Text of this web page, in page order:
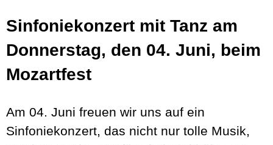
Sinfoniekonzert mit Tanz am
Donnerstag, den 04. Juni, beim
Mozartfest
Am 04. Juni freuen wir uns auf ein
Sinfoniekonzert, das nicht nur tolle Musik,